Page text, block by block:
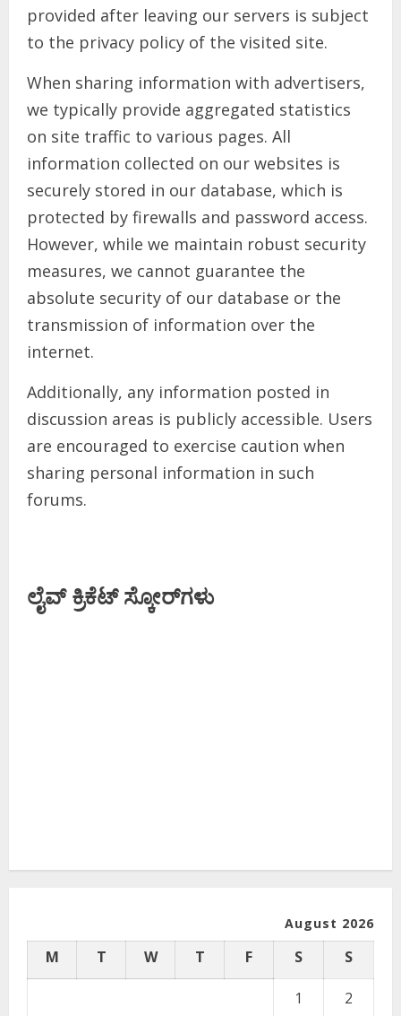
provided after leaving our servers is subject
to the privacy policy of the visited site.
When sharing information with advertisers,
we typically provide aggregated statistics
on site traffic to various pages. All
information collected on our websites is
securely stored in our database, which is
protected by firewalls and password access.
However, while we maintain robust security
measures, we cannot guarantee the
absolute security of our database or the
transmission of information over the
internet.
Additionally, any information posted in
discussion areas is publicly accessible. Users
are encouraged to exercise caution when
sharing personal information in such
forums.
ಲೈವ್ ಕ್ರಿಕೆಟ್ ಸ್ಕೋರ್‌ಗಳು
August 2026
M T W T F S S
1 2